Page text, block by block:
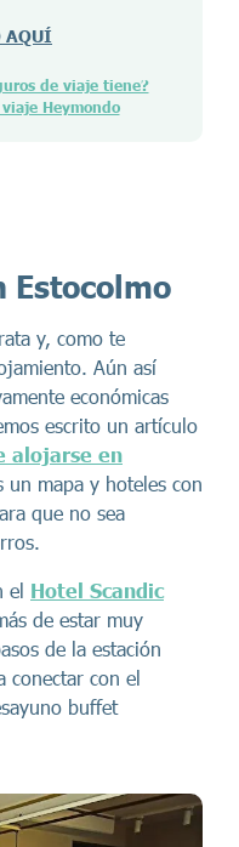
AQUÍ
de viaje tiene?
Heymondo
Estocolmo
y, como te
Aún así
económicas
escrito un artículo
alojarse en
un mapa y hoteles con
que no sea
el Hotel Scandic
de estar muy
de la estación
conectar con el
buffet